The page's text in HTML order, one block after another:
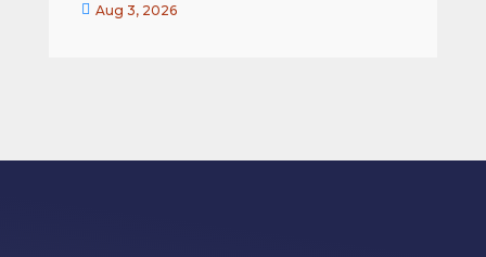
 Aug 3, 2026